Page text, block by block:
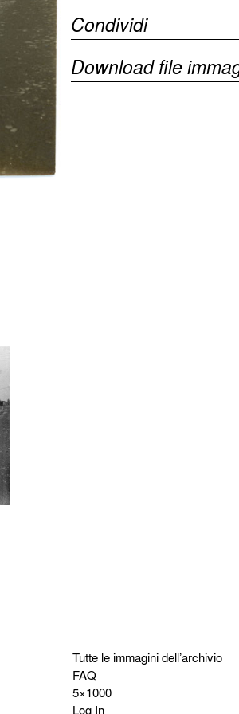
Condividi
Download file
Tutte le immagini dell’archivio
FAQ
5×1000
Log In